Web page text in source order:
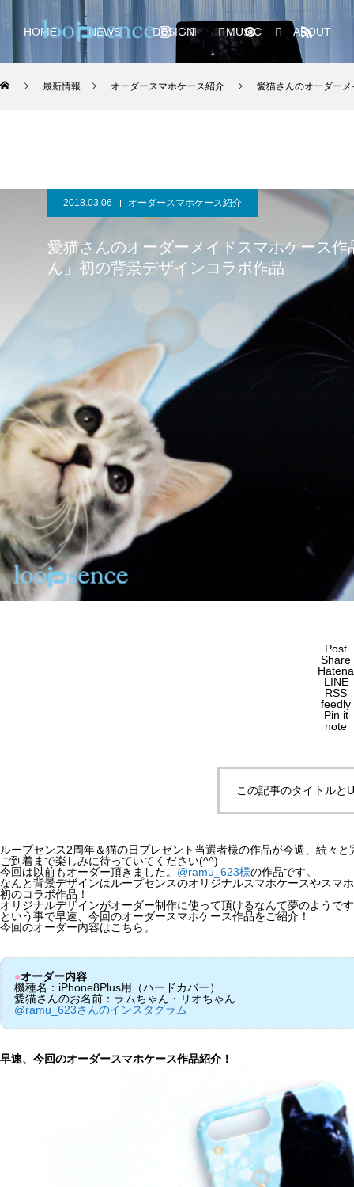
HOME NEWS DESIGN MUSIC ABOUT
最新情報 オーダースマホケース紹介 愛猫さんのオーダーメイ
2018.03.06 オーダースマホケース紹介
愛猫さんのオーダーメイドスマホケース
ん」初の背景デザインコラボ作品
Post
Share
Hatena
LINE
RSS
feedly
Pin it
note
この記事のタイトルと
ループセンス2周年＆猫の日プレゼント当選者様の作品が今週、続々と
ご到着まで楽しみに待っていてください(^^)
今回は以前もオーダー頂きました。 @ramu_623様の作品です。
なんと背景デザインはループセンスのオリジナルスマホケースやスマ
初のコラボ作品！
オリジナルデザインがオーダー制作に使って頂けるなんて夢のようで
という事で早速、今回のオーダースマホケース作品をご紹介！
今回のオーダー内容はこちら。
●オーダー内容
機種名：iPhone8Plus用（ハードカバー）
愛猫さんのお名前：ラムちゃん・リオちゃん
@ramu_623さんのインスタグラム
早速、今回のオーダースマホケース作品紹介！